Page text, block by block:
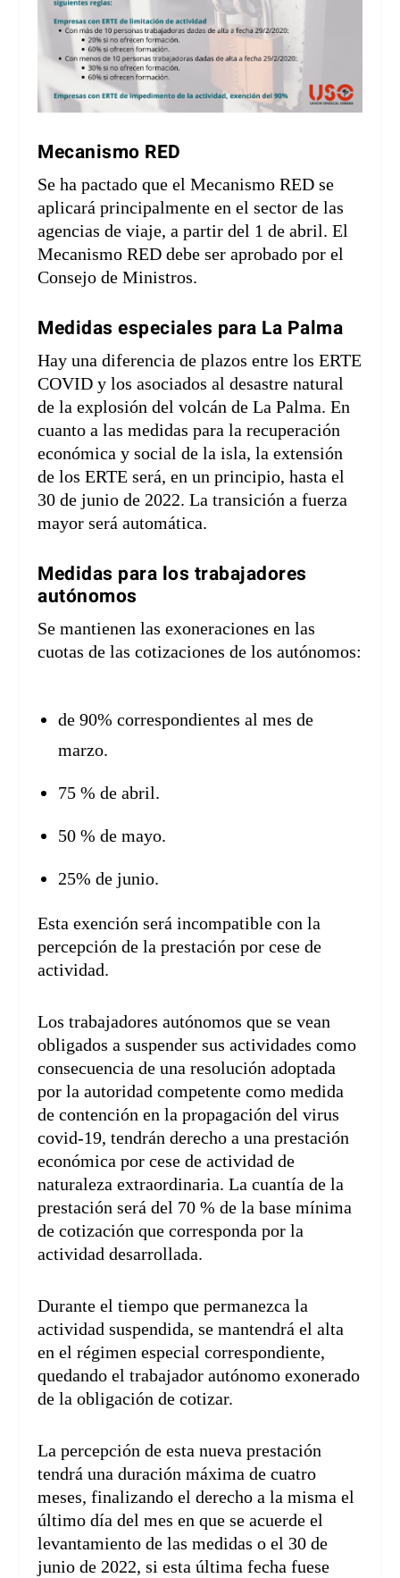
Mecanismo RED
Se ha pactado que el Mecanismo RED se
aplicará principalmente en el sector de las
agencias de viaje, a partir del 1 de abril. El
Mecanismo RED debe ser aprobado por el
Consejo de Ministros.
Medidas especiales para La Palma
Hay una diferencia de plazos entre los ERTE
COVID y los asociados al desastre natural
de la explosión del volcán de La Palma. En
cuanto a las medidas para la recuperación
económica y social de la isla, la extensión
de los ERTE será, en un principio, hasta el
30 de junio de 2022. La transición a fuerza
mayor será automática.
Medidas para los trabajadores
autónomos
Se mantienen las exoneraciones en las
cuotas de las cotizaciones de los autónomos:
de 90% correspondientes al mes de
marzo.
75 % de abril.
50 % de mayo.
25% de junio.
Esta exención será incompatible con la
percepción de la prestación por cese de
actividad.
Los trabajadores autónomos que se vean
obligados a suspender sus actividades como
consecuencia de una resolución adoptada
por la autoridad competente como medida
de contención en la propagación del virus
covid-19, tendrán derecho a una prestación
económica por cese de actividad de
naturaleza extraordinaria. La cuantía de la
prestación será del 70 % de la base mínima
de cotización que corresponda por la
actividad desarrollada.
Durante el tiempo que permanezca la
actividad suspendida, se mantendrá el alta
en el régimen especial correspondiente,
quedando el trabajador autónomo exonerado
de la obligación de cotizar.
La percepción de esta nueva prestación
tendrá una duración máxima de cuatro
meses, finalizando el derecho a la misma el
último día del mes en que se acuerde el
levantamiento de las medidas o el 30 de
junio de 2022, si esta última fecha fuese